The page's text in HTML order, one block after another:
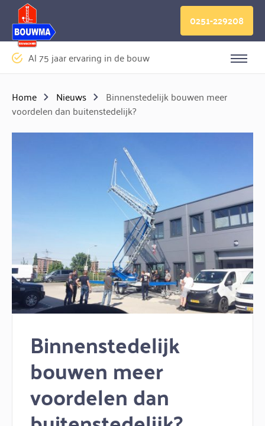
Logo Bouwma Bouwmachines BV
0251-229208
Al 75 jaar ervaring in de bouw
Home Nieuws
Binnenstedelijk bouwen meer
voordelen dan buitenstedelijk?
Binnenstedelijk
bouwen meer
voordelen dan